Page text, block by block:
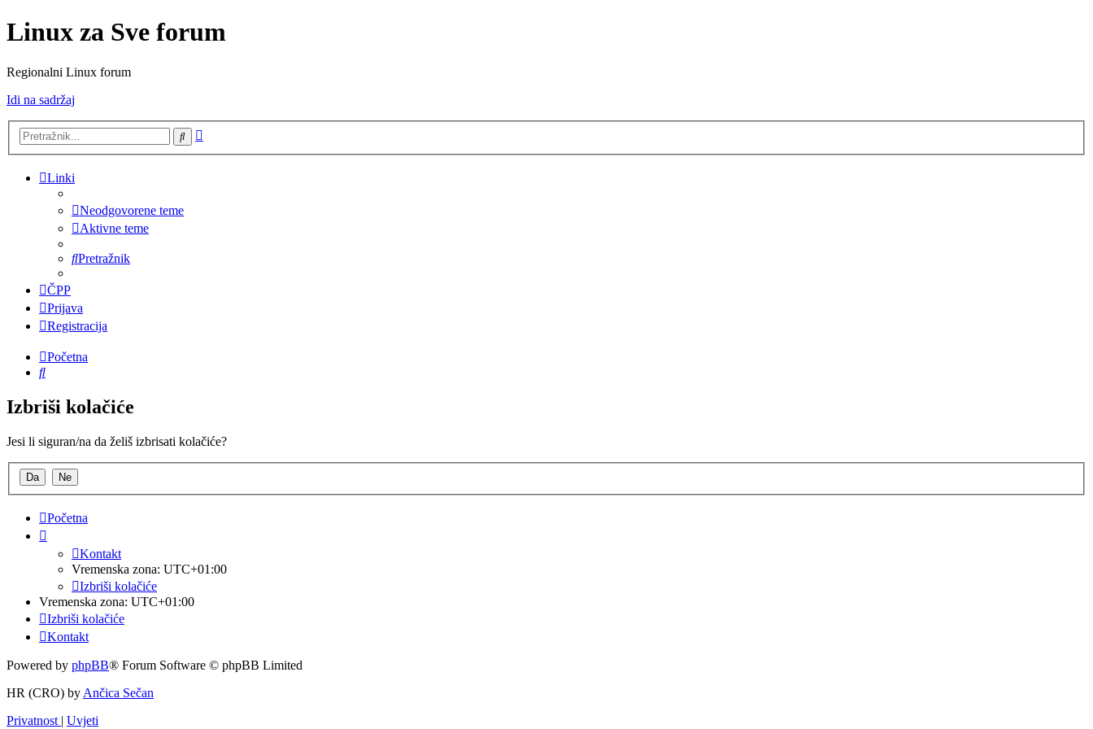
Linux za Sve forum
Regionalni Linux forum
Idi na sadržaj
Pretražnik
Linki
Neodgovorene teme
Aktivne teme
Pretražnik
ČPP
Prijava
Registracija
Početna
Pretražnik
Izbriši kolačiće
Jesi li siguran/na da želiš izbrisati kolačiće?
Početna
Kontakt
Vremenska zona: UTC+01:00
Izbriši kolačiće
Vremenska zona: UTC+01:00
Izbriši kolačiće
Kontakt
Powered by phpBB® Forum Software © phpBB Limited
HR (CRO) by Ančica Sečan
Privatnost | Uvjeti